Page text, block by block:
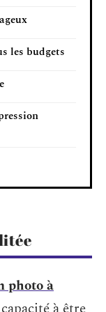
les budgets
photo à